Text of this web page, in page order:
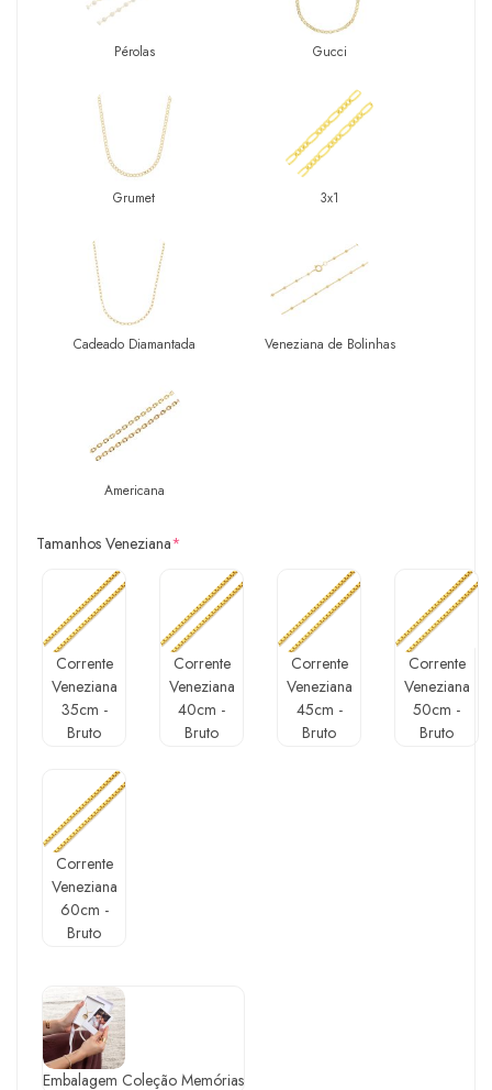
Pérolas Gucci
Grumet 3x1
Cadeado Diamantada Veneziana de Bolinhas
Americana
Tamanhos Veneziana*
Corrente
Veneziana
35cm -
Bruto
Corrente
Veneziana
40cm -
Bruto
Corrente
Veneziana
45cm -
Bruto
Corrente
Veneziana
50cm -
Bruto
Corrente
Veneziana
60cm -
Bruto
Embalagem Coleção Memórias